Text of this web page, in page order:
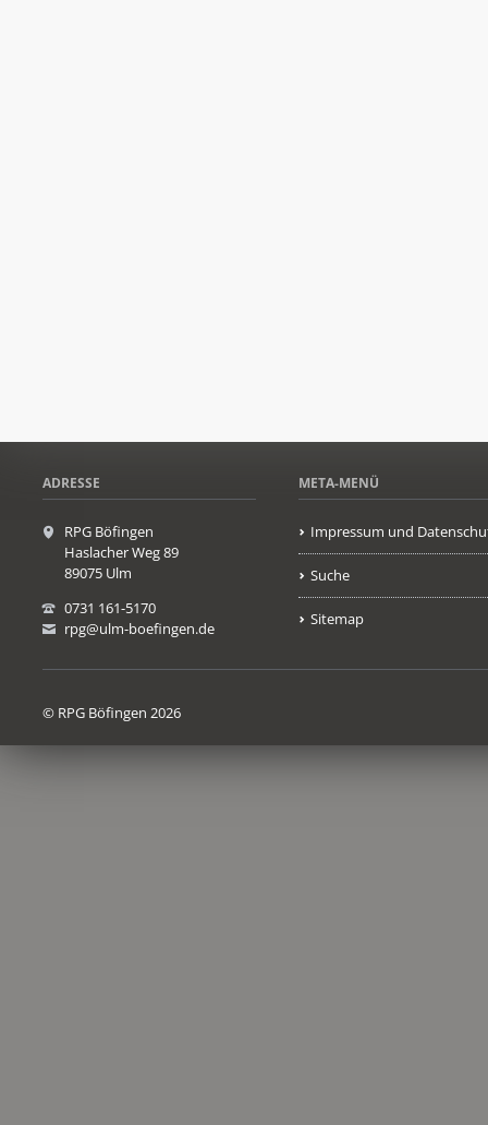
ADRESSE
RPG Böfingen
Haslacher Weg 89
89075 Ulm
0731 161-5170
rpg@ulm-boefingen.de
META-MENÜ
Impressum und
Suche
Sitemap
© RPG Böfingen 2026